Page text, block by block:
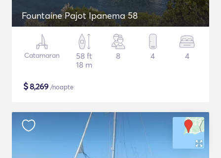
Fountaine Pajot Ipanema 58
Catamaran
58 ft
18 m
8 4 4
$8,269 /noapte